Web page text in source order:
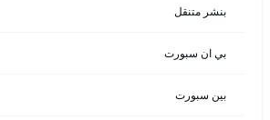
بنشر متنقل
بي ان سبورت
بين سبورت